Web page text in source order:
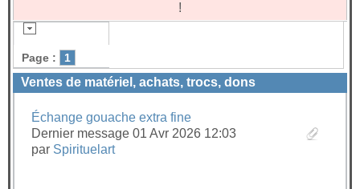
!
Page : 1
Ventes de matériel, achats, trocs, dons
Échange gouache extra fine
Dernier message 01 Avr 2026 12:03
par Spirituelart